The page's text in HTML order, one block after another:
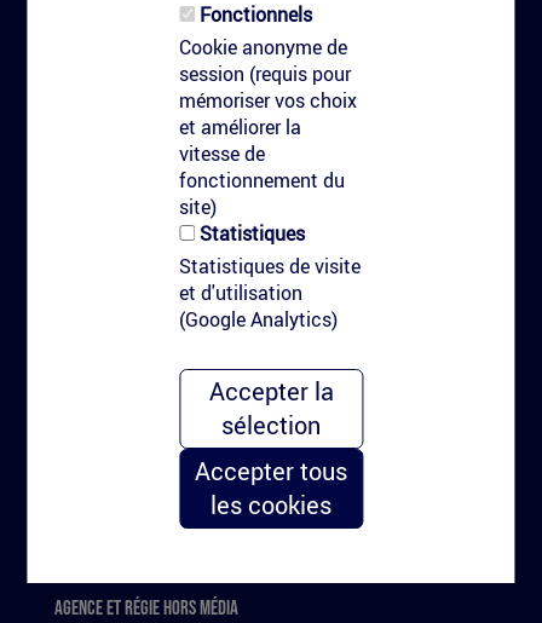
Fonctionnels
Cookie anonyme de
session (requis pour
mémoriser vos choix
et améliorer la
vitesse de
fonctionnement du
site)
Statistiques
Statistiques de visite
et d'utilisation
(Google Analytics)
Accepter la
sélection
Accepter tous
les cookies
Qui nous sommes
Marquage au sol
Marquage au sol communicant
Marquage avec peinture
Marquage à l'eau haute pression
Nudge marketing & urbain
Le kit de marquage personnalisé
Agence et régie hors média